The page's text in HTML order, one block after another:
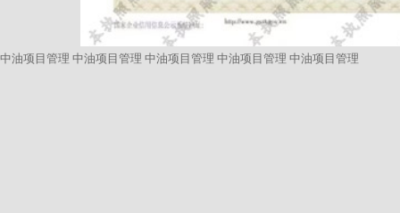
中油项目管理 中油项目管理 中油项目管理 中油项目管理 中油项目管理